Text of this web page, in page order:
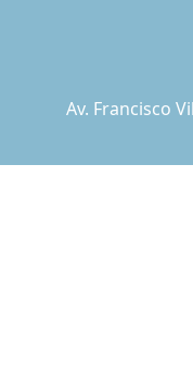
Av. Francisco